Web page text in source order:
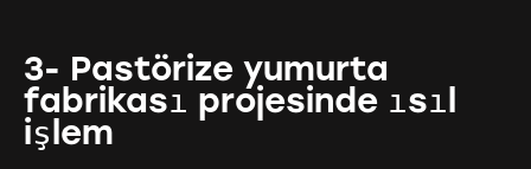
3- Pastörize yumurta
fabrikası projesinde ısıl
işlem